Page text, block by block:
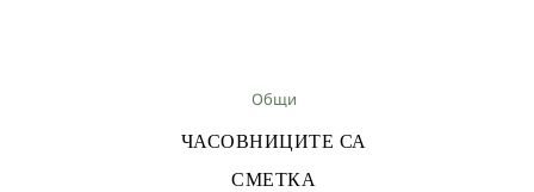
Общи
ЧАСОВНИЦИТЕ СА
СМЕТКА